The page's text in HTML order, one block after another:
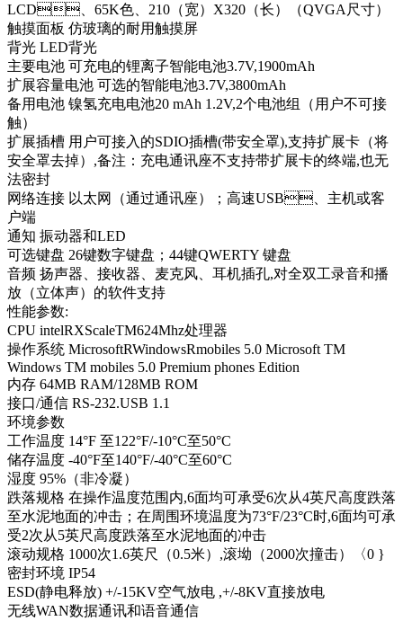
LCD、65K色、210（宽）X320（长）（QVGA尺寸）
触摸面板 仿玻璃的耐用触摸屏
背光 LED背光
主要电池 可充电的锂离子智能电池3.7V,1900mAh
扩展容量电池 可选的智能电池3.7V,3800mAh
备用电池 镍氢充电电池20 mAh 1.2V,2个电池组（用户不可接
触）
扩展插槽 用户可接入的SDIO插槽(带安全罩),支持扩展卡（将
安全罩去掉）,备注：充电通讯座不支持带扩展卡的终端,也无
法密封
网络连接 以太网（通过通讯座）；高速USB、主机或客
户端
通知 振动器和LED
可选键盘 26键数字键盘；44键QWERTY 键盘
音频 扬声器、接收器、麦克风、耳机插孔,对全双工录音和播
放（立体声）的软件支持
性能参数:
CPU intelRXScaleTM624Mhz处理器
操作系统 MicrosoftRWindowsRmobiles 5.0 Microsoft TM
Windows TM mobiles 5.0 Premium phones Edition
内存 64MB RAM/128MB ROM
接口/通信 RS-232.USB 1.1
环境参数
工作温度 14°F 至122°F/-10°C至50°C
储存温度 -40°F至140°F/-40°C至60°C
湿度 95%（非冷凝）
跌落规格 在操作温度范围内,6面均可承受6次从4英尺高度跌落
至水泥地面的冲击；在周围环境温度为73°F/23°C时,6面均可承
受2次从5英尺高度跌落至水泥地面的冲击
滚动规格 1000次1.6英尺（0.5米）,滚坳（2000次撞击）〈0 }
密封环境 IP54
ESD(静电释放) +/-15KV空气放电 ,+/-8KV直接放电
无线WAN数据通讯和语音通信